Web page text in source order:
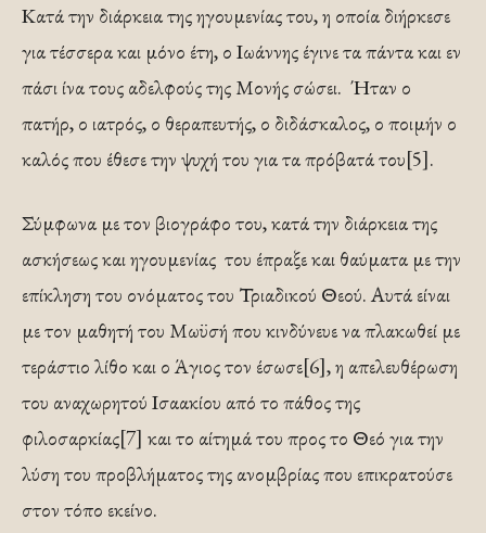
Κατά την διάρκεια της ηγουμενίας του, η οποία διήρκεσε
για τέσσερα και μόνο έτη, ο Ιωάννης έγινε τα πάντα και εν
πάσι ίνα τους αδελφούς της Μονής σώσει. Ήταν ο
πατήρ, ο ιατρός, ο θεραπευτής, ο διδάσκαλος, ο ποιμήν ο
καλός που έθεσε την ψυχή του για τα πρόβατά του[5].
Σύμφωνα με τον βιογράφο του, κατά την διάρκεια της
ασκήσεως και ηγουμενίας του έπραξε και θαύματα με την
επίκληση του ονόματος του Τριαδικού Θεού. Αυτά είναι
με τον μαθητή του Μωϋσή που κινδύνευε να πλακωθεί με
τεράστιο λίθο και ο Άγιος τον έσωσε[6], η απελευθέρωση
του αναχωρητού Ισαακίου από το πάθος της
φιλοσαρκίας[7] και το αίτημά του προς το Θεό για την
λύση του προβλήματος της ανομβρίας που επικρατούσε
στον τόπο εκείνο.